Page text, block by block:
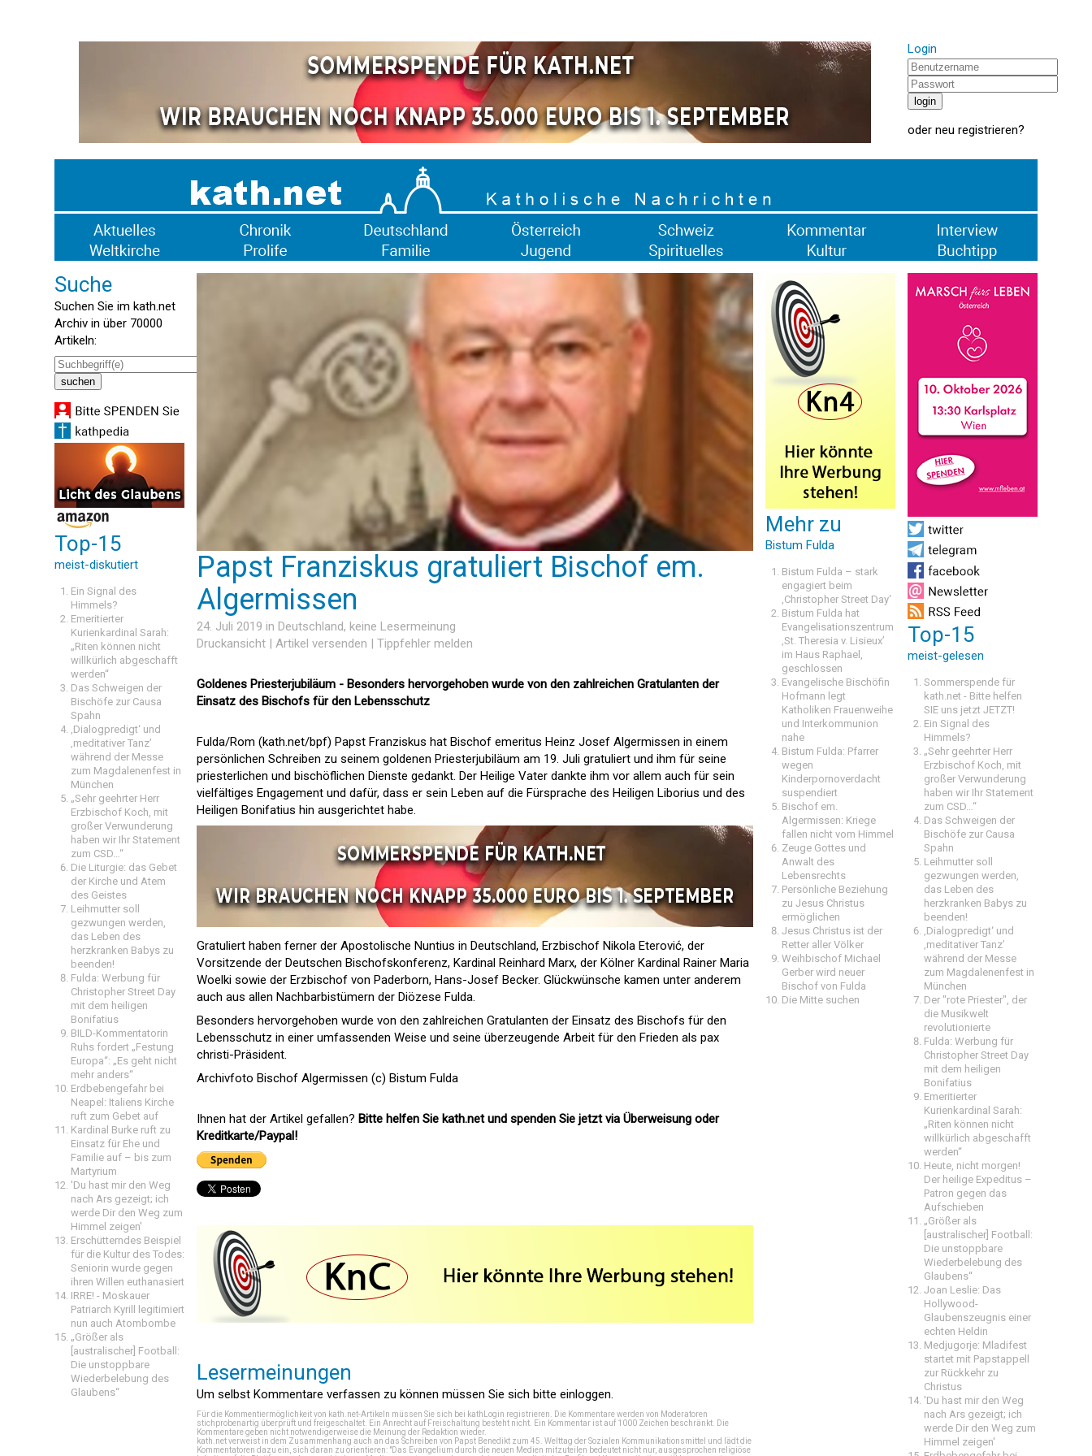
Login
oder neu registrieren?
Suche
Suchen Sie im kath.net
Archiv in über 70000
Artikeln:
Top-15
meist-diskutiert
Ein Signal des
Himmels?
Emeritierter
Kurienkardinal Sarah:
„Riten können nicht
willkürlich abgeschafft
werden“
Das Schweigen der
Bischöfe zur Causa
Spahn
‚Dialogpredigt‘ und
‚meditativer Tanz’
während der Messe
zum Magdalenenfest in
München
„Sehr geehrter Herr
Erzbischof Koch, mit
großer Verwunderung
haben wir Ihr Statement
zum CSD…“
Die Liturgie: das Gebet
der Kirche und Atem
des Geistes
Leihmutter soll
gezwungen werden,
das Leben des
herzkranken Babys zu
beenden!
Fulda: Werbung für
Christopher Street Day
mit dem heiligen
Bonifatius
BILD-Kommentatorin
Ruhs fordert „Festung
Europa“: „Es geht nicht
mehr anders“
Erdbebengefahr bei
Neapel: Italiens Kirche
ruft zum Gebet auf
Kardinal Burke ruft zu
Einsatz für Ehe und
Familie auf – bis zum
Martyrium
'Du hast mir den Weg
nach Ars gezeigt; ich
werde Dir den Weg zum
Himmel zeigen'
Erschütterndes Beispiel
für die Kultur des Todes:
Seniorin wurde gegen
ihren Willen euthanasiert
IRRE! - Moskauer
Patriarch Kyrill legitimiert
nun auch Atombombe
„Größer als
[australischer] Football:
Die unstoppbare
Wiederbelebung des
Glaubens“
Papst Franziskus gratuliert Bischof em.
Algermissen
24. Juli 2019 in Deutschland, keine Lesermeinung
Druckansicht | Artikel versenden | Tippfehler melden
Goldenes Priesterjubiläum - Besonders hervorgehoben wurde von den zahlreichen Gratulanten der
Einsatz des Bischofs für den Lebensschutz
Fulda/Rom (kath.net/bpf) Papst Franziskus hat Bischof emeritus Heinz Josef Algermissen in einem
persönlichen Schreiben zu seinem goldenen Priesterjubiläum am 19. Juli gratuliert und ihm für seine
priesterlichen und bischöflichen Dienste gedankt. Der Heilige Vater dankte ihm vor allem auch für sein
vielfältiges Engagement und dafür, dass er sein Leben auf die Fürsprache des Heiligen Liborius und des
Heiligen Bonifatius hin ausgerichtet habe.
Gratuliert haben ferner der Apostolische Nuntius in Deutschland, Erzbischof Nikola Eterović, der
Vorsitzende der Deutschen Bischofskonferenz, Kardinal Reinhard Marx, der Kölner Kardinal Rainer Maria
Woelki sowie der Erzbischof von Paderborn, Hans-Josef Becker. Glückwünsche kamen unter anderem
auch aus allen Nachbarbistümern der Diözese Fulda.
Besonders hervorgehoben wurde von den zahlreichen Gratulanten der Einsatz des Bischofs für den
Lebensschutz in einer umfassenden Weise und seine überzeugende Arbeit für den Frieden als pax
christi-Präsident.
Archivfoto Bischof Algermissen (c) Bistum Fulda
Ihnen hat der Artikel gefallen? Bitte helfen Sie kath.net und spenden Sie jetzt via Überweisung oder
Kreditkarte/Paypal!
Lesermeinungen
Um selbst Kommentare verfassen zu können müssen Sie sich bitte einloggen.
Für die Kommentiermöglichkeit von kath.net-Artikeln müssen Sie sich bei kathLogin registrieren . Die Kommentare werden von Moderatoren
stichprobenartig überprüft und freigeschaltet. Ein Anrecht auf Freischaltung besteht nicht. Ein Kommentar ist auf 1000 Zeichen beschränkt. Die
Kommentare geben nicht notwendigerweise die Meinung der Redaktion wieder.
kath.net verweist in dem Zusammenhang auch an das Schreiben von Papst Benedikt zum 45. Welttag der Sozialen Kommunikationsmittel und lädt die
Kommentatoren dazu ein, sich daran zu orientieren: "Das Evangelium durch die neuen Medien mitzuteilen bedeutet nicht nur, ausgesprochen religiöse
Mehr zu
Bistum Fulda
Bistum Fulda – stark
engagiert beim
‚Christopher Street Day‘
Bistum Fulda hat
Evangelisationszentrum
‚St. Theresia v. Lisieux’
im Haus Raphael,
geschlossen
Evangelische Bischöfin
Hofmann legt
Katholiken Frauenweihe
und Interkommunion
nahe
Bistum Fulda: Pfarrer
wegen
Kinderpornoverdacht
suspendiert
Bischof em.
Algermissen: Kriege
fallen nicht vom Himmel
Zeuge Gottes und
Anwalt des
Lebensrechts
Persönliche Beziehung
zu Jesus Christus
ermöglichen
Jesus Christus ist der
Retter aller Völker
Weihbischof Michael
Gerber wird neuer
Bischof von Fulda
Die Mitte suchen
Top-15
meist-gelesen
Sommerspende für
kath.net - Bitte helfen
SIE uns jetzt JETZT!
Ein Signal des
Himmels?
„Sehr geehrter Herr
Erzbischof Koch, mit
großer Verwunderung
haben wir Ihr Statement
zum CSD…“
Das Schweigen der
Bischöfe zur Causa
Spahn
Leihmutter soll
gezwungen werden,
das Leben des
herzkranken Babys zu
beenden!
‚Dialogpredigt‘ und
‚meditativer Tanz’
während der Messe
zum Magdalenenfest in
München
Der "rote Priester", der
die Musikwelt
revolutionierte
Fulda: Werbung für
Christopher Street Day
mit dem heiligen
Bonifatius
Emeritierter
Kurienkardinal Sarah:
„Riten können nicht
willkürlich abgeschafft
werden“
Heute, nicht morgen!
Der heilige Expeditus –
Patron gegen das
Aufschieben
„Größer als
[australischer] Football:
Die unstoppbare
Wiederbelebung des
Glaubens“
Joan Leslie: Das
Hollywood-
Glaubenszeugnis einer
echten Heldin
Medjugorje: Mladifest
startet mit Papstappell
zur Rückkehr zu
Christus
'Du hast mir den Weg
nach Ars gezeigt; ich
werde Dir den Weg zum
Himmel zeigen'